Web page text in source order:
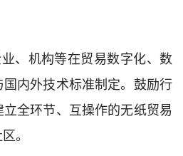
、机构等在贸易数字化、数
内外技术标准制定。 鼓励行
全环节、互操作的无纸贸易
。